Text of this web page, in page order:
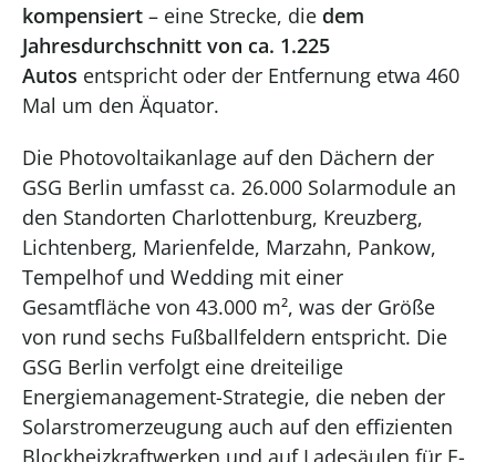
kompensiert – eine Strecke, die dem
Jahresdurchschnitt von ca. 1.225
Autos entspricht oder der Entfernung etwa 460
Mal um den Äquator.
Die Photovoltaikanlage auf den Dächern der
GSG Berlin umfasst ca. 26.000 Solarmodule an
den Standorten Charlottenburg, Kreuzberg,
Lichtenberg, Marienfelde, Marzahn, Pankow,
Tempelhof und Wedding mit einer
Gesamtfläche von 43.000 m², was der Größe
von rund sechs Fußballfeldern entspricht. Die
GSG Berlin verfolgt eine dreiteilige
Energiemanagement-Strategie, die neben der
Solarstromerzeugung auch auf den effizienten
Blockheizkraftwerken und auf Ladesäulen für E-